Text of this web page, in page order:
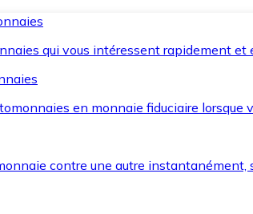
qui vous intéressent rapidement et
en monnaie fiduciaire lorsque
contre une autre instantanément,